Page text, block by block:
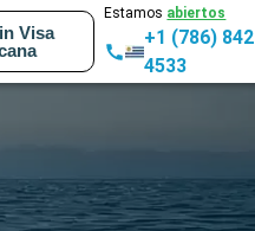
Visa
Estamos abiertos
+1 (786) 842
4533